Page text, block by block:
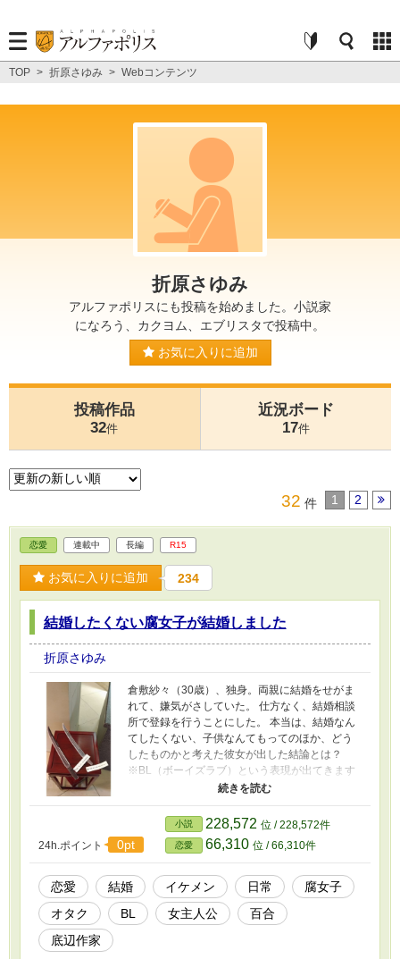
TOP > 折原さゆみ > Webコンテンツ
折原さゆみ
アルファポリスにも投稿を始めました。小説家
になろう、カクヨム、エブリスタで投稿中。
お気に入りに追加
投稿作品
32件
近況ボード
17件
32 件 1 2
恋愛 連載中 長編 R15
お気に入りに追加 234
結婚したくない腐女子が結婚しました
折原さゆみ
倉敷紗々（30歳）、独身。両親に結婚をせがま
れて、嫌気がさしていた。 仕方なく、結婚相談
所で登録を行うことにした。 本当は、結婚なん
てしたくない、子供なんてもってのほか、どう
したものかと考えた彼女が出した結論とは？
※BL（ボーイズラブ）という表現が出てきます
が、BL好きには物足りないかもしれません。
主人公の独断と偏見がかなり多いです。そこの
ところを考慮に入れてお読みください。 ※番外
編に入り、百合についても語り始めました。
こちらも独断と偏見が多々あるかもしれないの
でご注意ください。 ※この作品はフィクション
です。実際の人物、団体などとは関係ありませ
ん。 ※番外編を随時更新中。
24h.ポイント 0pt
小説 228,572 位 / 228,572件
恋愛 66,310 位 / 66,310件
恋愛 結婚 イケメン 日常
腐女子
オタク
BL 女主人公
百合
底辺作家